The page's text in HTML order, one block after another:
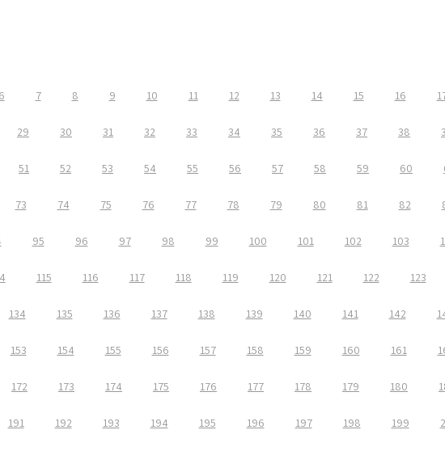
6 7 8 9 10 11 12 13 14 15 16
29 30 31 32 33 34 35 36 37 38
51 52 53 54 55 56 57 58 59 60
73 74 75 76 77 78 79 80 81 82
95 96 97 98 99 100 101 102 103
115 116 117 118 119 120 121 122 123
134 135 136 137 138 139 140 141 142
153 154 155 156 157 158 159 160 161
172 173 174 175 176 177 178 179 180
191 192 193 194 195 196 197 198 199